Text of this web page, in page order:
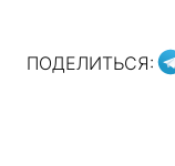
ПОДЕЛИТЬСЯ: